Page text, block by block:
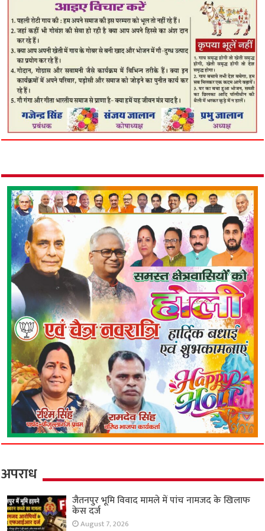
अपराध
जैतनपुर भूमि विवाद मामले में पांच नामजद के खिलाफ
केस दर्ज
August 7, 2026